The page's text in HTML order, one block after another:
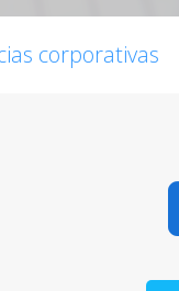
corporativas